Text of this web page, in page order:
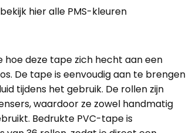
bekijk hieralle PMS-kleuren
deze tape zich hecht aan een
De tape is eenvoudig aan te brengen
tijdens het gebruik. De rollen zijn
waardoor ze zowel handmatig
Bedrukte PVC-tape is